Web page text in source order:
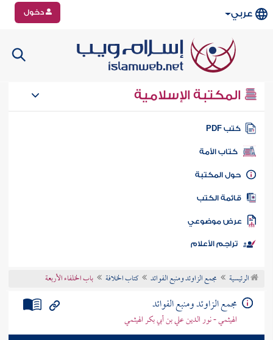
عربي دخول
المكتبة الإسلامية
كتب PDF
كتاب الأمة
المكتبة
الكتب
موضوعي
تراجم الأعلام
الرئيسية مجمع الزاوئد ومنبع الفوائد كتاب الخلافة باب الخلفاء الأربعة
مجمع الزاوئد ومنبع الفوائد
الهيثمي - نور الدين علي بن أبي بكر الهيثمي